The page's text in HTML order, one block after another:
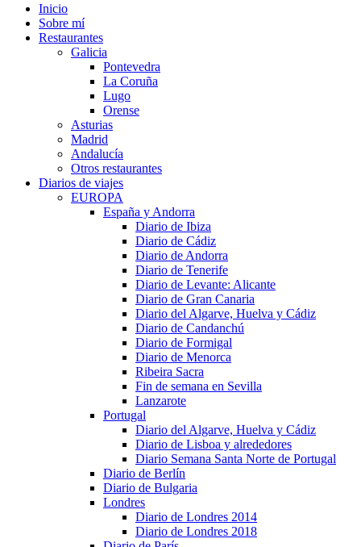
Inicio
Sobre mí
Restaurantes
Galicia
Pontevedra
La Coruña
Lugo
Orense
Asturias
Madrid
Andalucía
Otros restaurantes
Diarios de viajes
EUROPA
España y Andorra
Diario de Ibiza
Diario de Cádiz
Diario de Andorra
Diario de Tenerife
Diario de Levante: Alicante
Diario de Gran Canaria
Diario del Algarve, Huelva y Cádiz
Diario de Candanchú
Diario de Formigal
Diario de Menorca
Ribeira Sacra
Fin de semana en Sevilla
Lanzarote
Portugal
Diario del Algarve, Huelva y Cádiz
Diario de Lisboa y alrededores
Diario Semana Santa Norte de Portugal
Diario de Berlín
Diario de Bulgaria
Londres
Diario de Londres 2014
Diario de Londres 2018